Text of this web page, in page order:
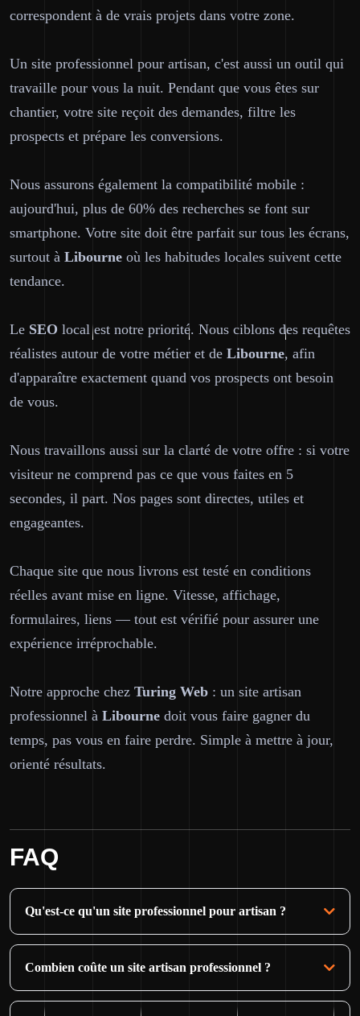
correspondent à de vrais projets dans votre zone.
Un site professionnel pour artisan, c'est aussi un outil qui
travaille pour vous la nuit. Pendant que vous êtes sur
chantier, votre site reçoit des demandes, filtre les
prospects et prépare les conversions.
Nous assurons également la compatibilité mobile :
aujourd'hui, plus de 60% des recherches se font sur
smartphone. Votre site doit être parfait sur tous les écrans,
surtout à Libourne où les habitudes locales suivent cette
tendance.
Le SEO local est notre priorité. Nous ciblons des requêtes
réalistes autour de votre métier et de Libourne, afin
d'apparaître exactement quand vos prospects ont besoin
de vous.
Nous travaillons aussi sur la clarté de votre offre : si votre
visiteur ne comprend pas ce que vous faites en 5
secondes, il part. Nos pages sont directes, utiles et
engageantes.
Chaque site que nous livrons est testé en conditions
réelles avant mise en ligne. Vitesse, affichage,
formulaires, liens — tout est vérifié pour assurer une
expérience irréprochable.
Notre approche chez Turing Web : un site artisan
professionnel à Libourne doit vous faire gagner du
temps, pas vous en faire perdre. Simple à mettre à jour,
orienté résultats.
FAQ
Qu'est-ce qu'un site professionnel pour artisan ?
Combien coûte un site artisan professionnel ?